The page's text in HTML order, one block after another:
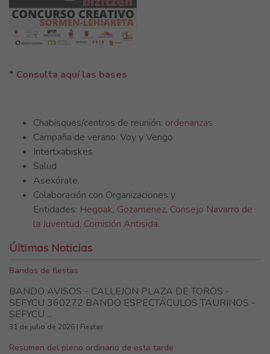
* Consulta aquí las bases
Chabisques/centros de reunión: ordenanzas
Campaña de verano: Voy y Vengo
Intertxabiskes
Salud
Asexórate.
Colaboración con Organizaciones y
Entidades: Hegoak, Gozamenez, Consejo Navarro de
la Juventud, Comisión Antisida.
Últimas Noticias
Bandos de fiestas
BANDO AVISOS - CALLEJON PLAZA DE TOROS -
SEFYCU 360272 BANDO ESPECTÁCULOS TAURINOS -
SEFYCU ...
31 de julio de 2026 | Fiestas
Resumen del pleno ordinario de esta tarde